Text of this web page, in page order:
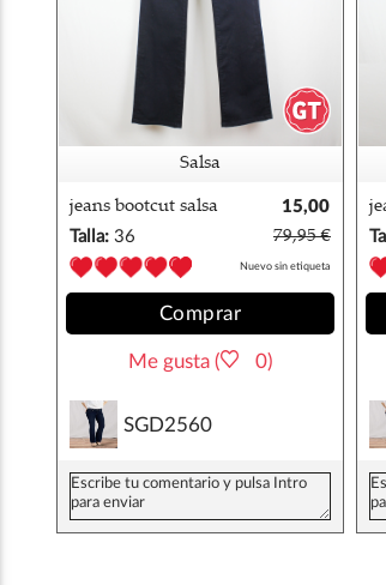
Salsa
jeans bootcut salsa
secret 28/34
15,00
€
Talla: 36 79,95 €
Nuevo sin etiqueta
Comprar
Me gusta ( 0)
SGD2560